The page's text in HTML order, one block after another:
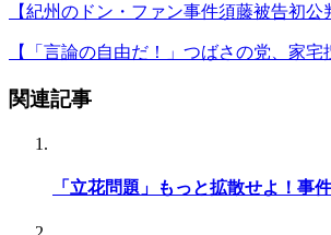
【紀州のドン・ファン事件須藤被告初
【「言論の自由だ！」つばさの党、家
関連記事
「立花問題」もっと拡散せよ！事